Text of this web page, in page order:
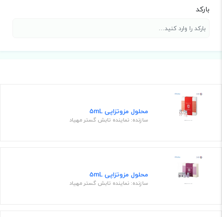
بارکد
محلول مزوتزاپی 5mL
سازنده: نماینده تابش گستر مهیاد
محلول مزوتزاپی 5mL
سازنده: نماینده تابش گستر مهیاد